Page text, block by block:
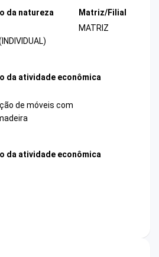
da natureza
Matriz/Filial
MATRIZ
da atividade econômica
de móveis com
da atividade econômica